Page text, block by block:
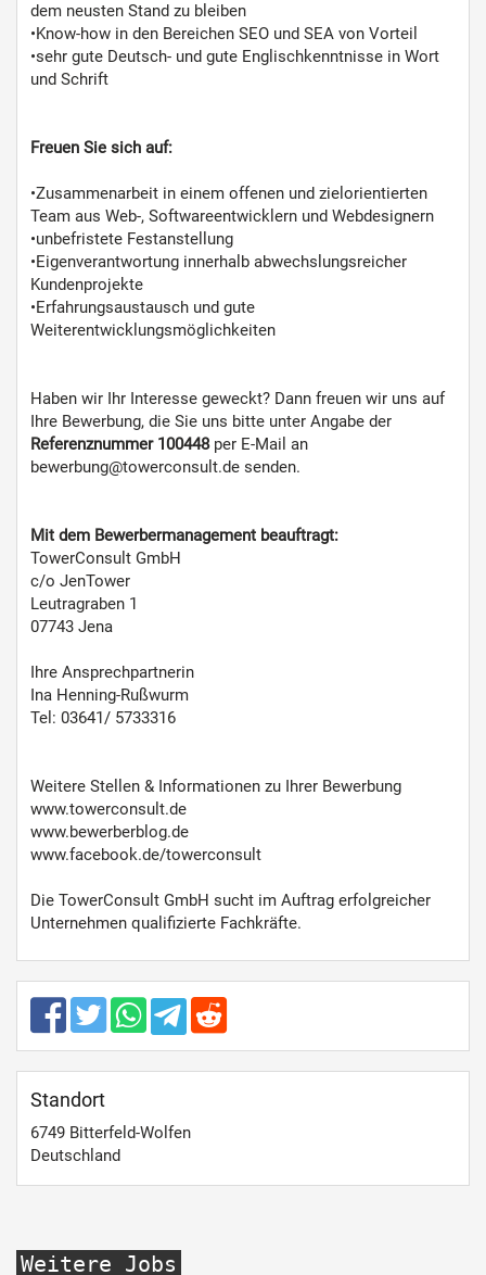
dem neusten Stand zu bleiben
•Know-how in den Bereichen SEO und SEA von Vorteil
•sehr gute Deutsch- und gute Englischkenntnisse in Wort
und Schrift
Freuen Sie sich auf:
•Zusammenarbeit in einem offenen und zielorientierten
Team aus Web-, Softwareentwicklern und Webdesignern
•unbefristete Festanstellung
•Eigenverantwortung innerhalb abwechslungsreicher
Kundenprojekte
•Erfahrungsaustausch und gute
Weiterentwicklungsmöglichkeiten
Haben wir Ihr Interesse geweckt? Dann freuen wir uns auf
Ihre Bewerbung, die Sie uns bitte unter Angabe der
Referenznummer 100448per E-Mail an
bewerbung@towerconsult.de senden.
Mit dem Bewerbermanagement beauftragt:
TowerConsult GmbH
c/o JenTower
Leutragraben 1
07743 Jena
Ihre Ansprechpartnerin
Ina Henning-Rußwurm
Tel: 03641/ 5733316
Weitere Stellen & Informationen zu Ihrer Bewerbung
www.towerconsult.de
www.bewerberblog.de
www.facebook.de/towerconsult
Die TowerConsult GmbH sucht im Auftrag erfolgreicher
Unternehmen qualifizierte Fachkräfte.
Standort
6749 Bitterfeld-Wolfen
Deutschland
Weitere Jobs